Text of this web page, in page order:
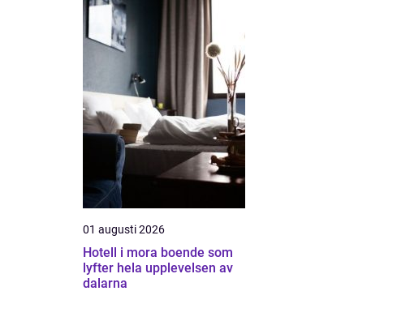
01 augusti 2026
Hotell i mora boende som
lyfter hela upplevelsen av
dalarna